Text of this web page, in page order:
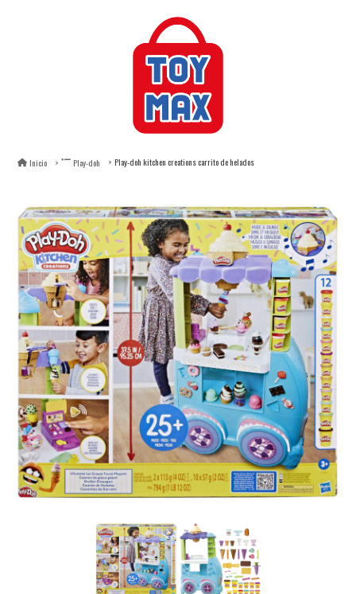
Inicio Play-doh Play-doh kitchen creations carrito de helados